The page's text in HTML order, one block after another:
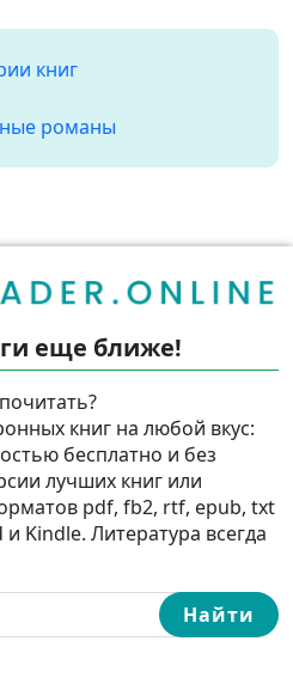
книг
романы
еще ближе!
книг на любой вкус:
бесплатно и без
лучших книг или
pdf, fb2, rtf, epub, txt
Kindle. Литература всегда
Найти